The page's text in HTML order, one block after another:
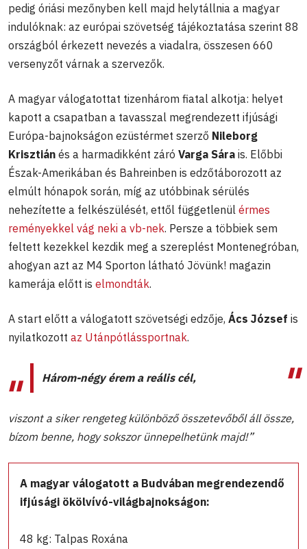
pedig óriási mezőnyben kell majd helytállnia a magyar
indulóknak: az európai szövetség tájékoztatása szerint 88
országból érkezett nevezés a viadalra, összesen 660
versenyzőt várnak a szervezők.
A magyar válogatottat tizenhárom fiatal alkotja: helyet
kapott a csapatban a tavasszal megrendezett ifjúsági
Európa-bajnokságon ezüstérmet szerző Nileborg
Krisztián és a harmadikként záró Varga Sára is. Előbbi
Észak-Amerikában és Bahreinben is edzőtáborozott az
elmúlt hónapok során, míg az utóbbinak sérülés
nehezítette a felkészülését, ettől függetlenül érmes
reményekkel vág neki a vb-nek. Persze a többiek sem
feltett kezekkel kezdik meg a szereplést Montenegróban,
ahogyan azt az M4 Sporton látható Jövünk! magazin
kamerája előtt is elmondták.
A start előtt a válogatott szövetségi edzője, Ács József is
nyilatkozott az Utánpótlássportnak.
Három-négy érem a reális cél,
viszont a siker rengeteg különböző összetevőből áll össze,
bízom benne, hogy sokszor ünnepelhetünk majd!”
A magyar válogatott a Budvában megrendezendő
ifjúsági ökölvívó-világbajnokságon:
48 kg: Talpas Roxána